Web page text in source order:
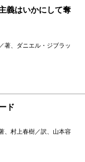
義はいかにして奪
著、ダニエル・ジブラッ
ド
、村上春樹／訳、山本容